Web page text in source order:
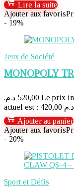
Lire la suite
Ajouter aux favoris
- 19%
Jeux de Société
MONOPOLY
520,00 د.م.
Ajouter au panier
Ajouter aux favoris
- 20%
Sport et Défis